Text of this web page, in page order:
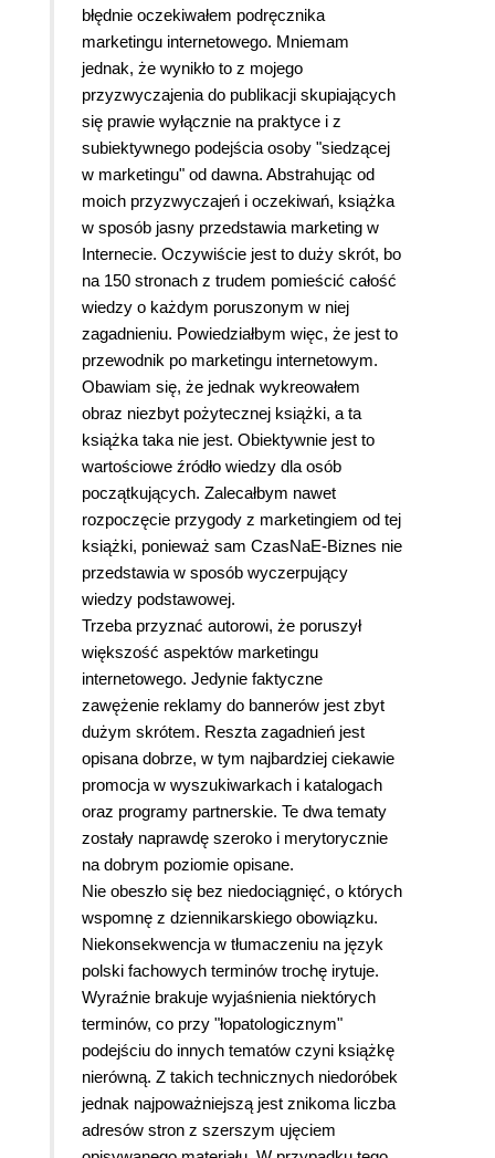
błędnie oczekiwałem podręcznika
marketingu internetowego. Mniemam
jednak, że wynikło to z mojego
przyzwyczajenia do publikacji skupiających
się prawie wyłącznie na praktyce i z
subiektywnego podejścia osoby "siedzącej
w marketingu" od dawna. Abstrahując od
moich przyzwyczajeń i oczekiwań, książka
w sposób jasny przedstawia marketing w
Internecie. Oczywiście jest to duży skrót, bo
na 150 stronach z trudem pomieścić całość
wiedzy o każdym poruszonym w niej
zagadnieniu. Powiedziałbym więc, że jest to
przewodnik po marketingu internetowym.
Obawiam się, że jednak wykreowałem
obraz niezbyt pożytecznej książki, a ta
książka taka nie jest. Obiektywnie jest to
wartościowe źródło wiedzy dla osób
początkujących. Zalecałbym nawet
rozpoczęcie przygody z marketingiem od tej
książki, ponieważ sam CzasNaE-Biznes nie
przedstawia w sposób wyczerpujący
wiedzy podstawowej.
Trzeba przyznać autorowi, że poruszył
większość aspektów marketingu
internetowego. Jedynie faktyczne
zawężenie reklamy do bannerów jest zbyt
dużym skrótem. Reszta zagadnień jest
opisana dobrze, w tym najbardziej ciekawie
promocja w wyszukiwarkach i katalogach
oraz programy partnerskie. Te dwa tematy
zostały naprawdę szeroko i merytorycznie
na dobrym poziomie opisane.
Nie obeszło się bez niedociągnięć, o których
wspomnę z dziennikarskiego obowiązku.
Niekonsekwencja w tłumaczeniu na język
polski fachowych terminów trochę irytuje.
Wyraźnie brakuje wyjaśnienia niektórych
terminów, co przy "łopatologicznym"
podejściu do innych tematów czyni książkę
nierówną. Z takich technicznych niedoróbek
jednak najpoważniejszą jest znikoma liczba
adresów stron z szerszym ujęciem